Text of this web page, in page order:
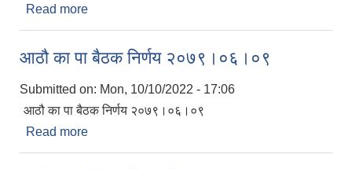
Read more
आठौ का पा बैठक निर्णय २०७९।०६।०९
Submitted on: Mon, 10/10/2022 - 17:06
आठौ का पा बैठक निर्णय २०७९।०६।०९
Read more